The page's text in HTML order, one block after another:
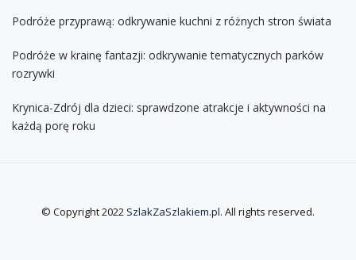
Podróże przyprawą: odkrywanie kuchni z różnych stron świata
Podróże w krainę fantazji: odkrywanie tematycznych parków
rozrywki
Krynica-Zdrój dla dzieci: sprawdzone atrakcje i aktywności na
każdą porę roku
© Copyright 2022 SzlakZaSzlakiem.pl. All rights reserved.